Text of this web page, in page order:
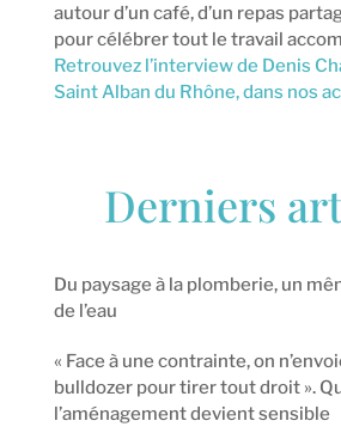
autour d’un café, d’un repas
pour célébrer tout le travail
Retrouvez l’interview de Denis
Saint Alban du Rhône, dans nos
Derniers
Du paysage à la plomberie, un
de l’eau
« Face à une contrainte, on
bulldozer pour tirer tout droit ».
l’aménagement devient sensible